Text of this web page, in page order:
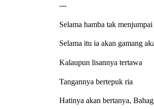
---
Selama hamba tak
Selama itu ia akan gamang
Kalaupun lisannya tertawa
Tangannya bertepuk ria
Hatinya akan bertanya,